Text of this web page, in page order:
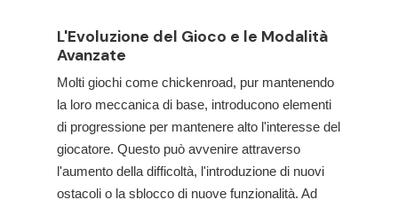
L'Evoluzione del Gioco e le Modalità
Avanzate
Molti giochi come chickenroad, pur mantenendo
la loro meccanica di base, introducono elementi
di progressione per mantenere alto l'interesse del
giocatore. Questo può avvenire attraverso
l'aumento della difficoltà, l'introduzione di nuovi
ostacoli o la sblocco di nuove funzionalità. Ad